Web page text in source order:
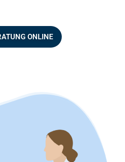
ONLINE